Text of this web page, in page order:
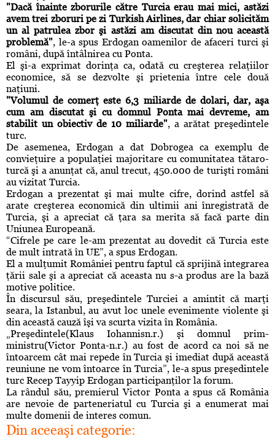
"Dacă înainte zborurile către Turcia erau mai mici, astăzi
avem trei zboruri pe zi Turkish Airlines, dar chiar solicităm
un al patrulea zbor şi astăzi am discutat din nou această
problemă", le-a spus Erdogan oamenilor de afaceri turci şi
români, după întâlnirea cu Ponta.
El şi-a exprimat dorinţa ca, odată cu creşterea relaţiilor
economice, să se dezvolte şi prietenia între cele două
naţiuni.
"Volumul de comerţ este 6,3 miliarde de dolari, dar, aşa
cum am discutat şi cu domnul Ponta mai devreme, am
stabilit un obiectiv de 10 miliarde", a arătat preşedintele
turc.
De asemenea, Erdogan a dat Dobrogea ca exemplu de
convieţuire a populaţiei majoritare cu comunitatea tătaro-
turcă şi a anunţat că, anul trecut, 450.000 de turişti români
au vizitat Turcia.
Erdogan a prezentat şi mai multe cifre, dorind astfel să
arate creşterea economică din ultimii ani înregistrată de
Turcia, şi a apreciat că ţara sa merita să facă parte din
Uniunea Europeană.
“Cifrele pe care le-am prezentat au dovedit că Turcia este
de mult intrată în UE”, a spus Erdogan.
El a mulţumit României pentru faptul că sprijină integrarea
ţării sale şi a apreciat că aceasta nu s-a produs are la bază
motive politice.
În discursul său, preşedintele Turciei a amintit că marţi
seara, la Istanbul, au avut loc unele evenimente violente şi
din această cauză îşi va scurta vizita în România.
„Preşedintele(Klaus Iohannisn.r.) şi domnul prim-
ministru(Victor Ponta-n.r.) au fost de acord ca noi să ne
întoarcem cât mai repede în Turcia şi imediat după această
reuniune ne vom întoarce în Turcia”, le-a spus preşedintele
turc Recep Tayyip Erdogan participanţilor la forum.
La rândul său, premierul Victor Ponta a spus că România
are nevoie de parteneriatul cu Turcia şi a enumerat mai
multe domenii de interes comun.
Din aceeaşi categorie: